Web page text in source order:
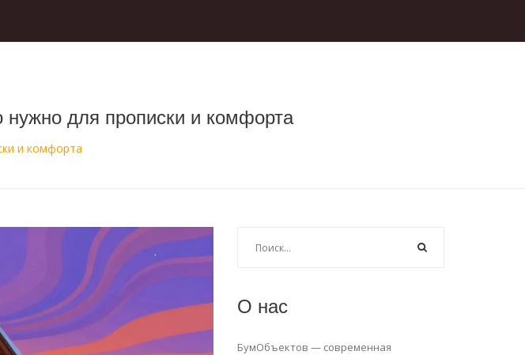
нужно для прописки и комфорта
и комфорта
О нас
БумОбъектов — современная